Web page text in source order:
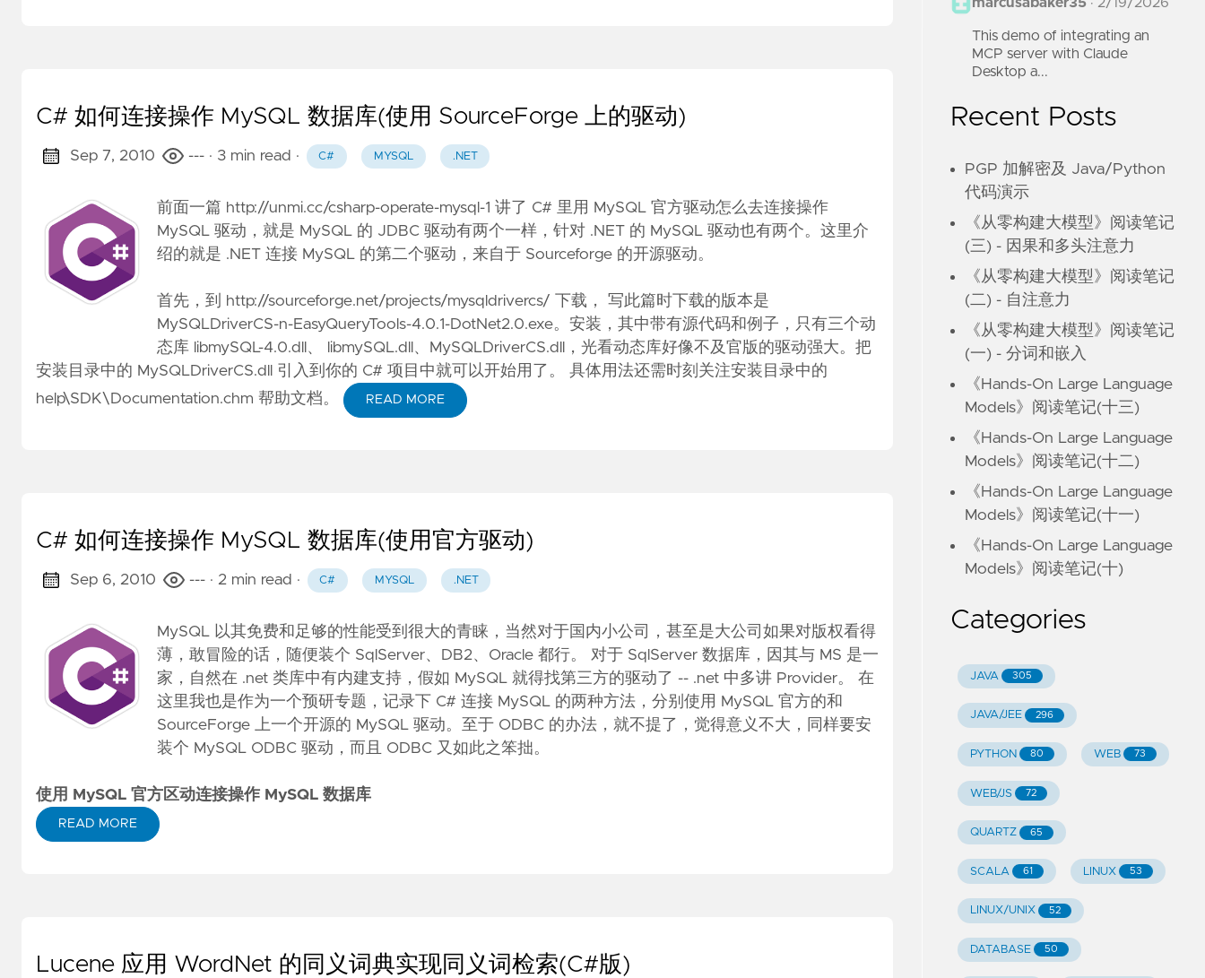
C# 如何连接操作 MySQL 数据库(使用 SourceForge 上的驱动)
Sep 7, 2010 --- · 3 min read · C# MYSQL .NET
前面一篇 http://unmi.cc/csharp-operate-mysql-1 讲了 C# 里用 MySQL 官方驱动怎么去连接操作
MySQL 驱动，就是 MySQL 的 JDBC 驱动有两个一样，针对 .NET 的 MySQL 驱动也有两个。这里介
绍的就是 .NET 连接 MySQL 的第二个驱动，来自于 Sourceforge 的开源驱动。
首先，到 http://sourceforge.net/projects/mysqldrivercs/ 下载， 写此篇时下载的版本是
MySQLDriverCS-n-EasyQueryTools-4.0.1-DotNet2.0.exe。安装，其中带有源代码和例子，只有三个动
态库 libmySQL-4.0.dll、 libmySQL.dll、MySQLDriverCS.dll，光看动态库好像不及官版的驱动强大。把
安装目录中的 MySQLDriverCS.dll 引入到你的 C# 项目中就可以开始用了。 具体用法还需时刻关注安装目录中的
help\SDK\Documentation.chm 帮助文档。
READ MORE
C# 如何连接操作 MySQL 数据库(使用官方驱动)
Sep 6, 2010 --- · 2 min read · C# MYSQL .NET
MySQL 以其免费和足够的性能受到很大的青睐，当然对于国内小公司，甚至是大公司如果对版权看得
薄，敢冒险的话，随便装个 SqlServer、DB2、Oracle 都行。 对于 SqlServer 数据库，因其与 MS 是一
家，自然在 .net 类库中有内建支持，假如 MySQL 就得找第三方的驱动了 -- .net 中多讲 Provider。 在
这里我也是作为一个预研专题，记录下 C# 连接 MySQL 的两种方法，分别使用 MySQL 官方的和
SourceForge 上一个开源的 MySQL 驱动。至于 ODBC 的办法，就不提了，觉得意义不大，同样要安
装个 MySQL ODBC 驱动，而且 ODBC 又如此之笨拙。
使用 MySQL 官方区动连接操作 MySQL 数据库
READ MORE
Lucene 应用 WordNet 的同义词典实现同义词检索(C#版)
marcusabaker35 · 2/19/2026
This demo of integrating an
MCP server with Claude
Desktop a...
Recent Posts
PGP 加解密及 Java/Python
代码演示
《从零构建大模型》阅读笔记
(三) - 因果和多头注意力
《从零构建大模型》阅读笔记
(二) - 自注意力
《从零构建大模型》阅读笔记
(一) - 分词和嵌入
《Hands-On Large Language
Models》阅读笔记(十三)
《Hands-On Large Language
Models》阅读笔记(十二)
《Hands-On Large Language
Models》阅读笔记(十一)
《Hands-On Large Language
Models》阅读笔记(十)
Categories
JAVA 305
JAVA/JEE 296
PYTHON 80 WEB 73
WEB/JS 72
QUARTZ 65
SCALA 61 LINUX 53
LINUX/UNIX 52
DATABASE 50